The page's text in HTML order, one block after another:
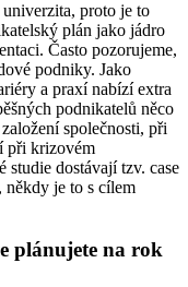
proto je to
plán jako jádro
Často pozorujeme,
podniky. Jako
a praxí nabízí extra
podnikatelů něco
společnosti, při
při krizovém
studie dostávají tzv. case
někdy je to s cílem
plánujete na rok